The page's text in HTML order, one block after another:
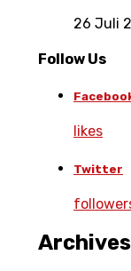
26 Juli
Follow Us
likes
Twitter
Archives